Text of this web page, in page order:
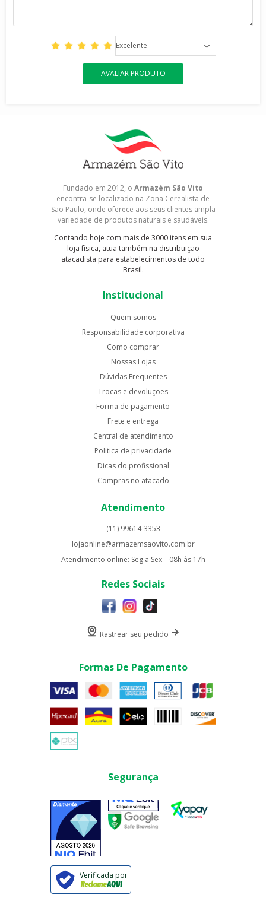
Excelente
AVALIAR PRODUTO
Fundado em 2012, o Armazém São Vito
encontra-se localizado na Zona Cerealista de
São Paulo, onde oferece aos seus clientes ampla
variedade de produtos naturais e saudáveis.
Contando hoje com mais de 3000 itens em sua
loja física, atua também na distribuição
atacadista para estabelecimentos de todo
Brasil.
Institucional
Quem somos
Responsabilidade corporativa
Como comprar
Nossas Lojas
Dúvidas Frequentes
Trocas e devoluções
Forma de pagamento
Frete e entrega
Central de atendimento
Politica de privacidade
Dicas do profissional
Compras no atacado
Atendimento
(11) 99614-3353
lojaonline@armazemsaovito.com.br
Atendimento online: Seg a Sex – 08h às 17h
Redes Sociais
Rastrear seu pedido
Formas De Pagamento
Segurança
Verificada por